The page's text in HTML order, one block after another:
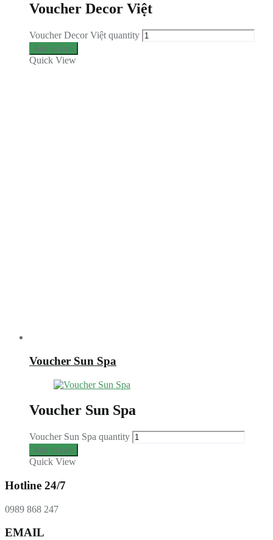
Voucher Decor Việt
Voucher Decor Việt quantity
Add to cart
Quick View
Voucher Sun Spa
Voucher Sun Spa
Voucher Sun Spa quantity
Add to cart
Quick View
Hotline 24/7
0989 868 247
EMAIL